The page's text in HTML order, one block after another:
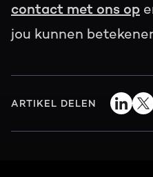
contact met ons op
jou kunnen
ARTIKEL DELEN